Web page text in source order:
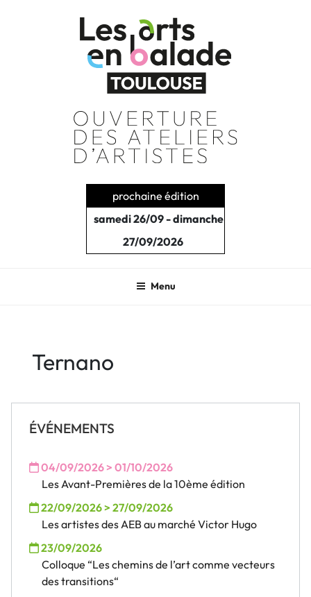
prochaine édition
samedi 26/09 - dimanche
27/09/2026
Menu
Ternano
ÉVÉNEMENTS
04/09/2026 > 01/10/2026
Les Avant-Premières de la 10ème édition
22/09/2026 > 27/09/2026
Les artistes des AEB au marché Victor Hugo
23/09/2026
Colloque “Les chemins de l’art comme vecteurs
des transitions“